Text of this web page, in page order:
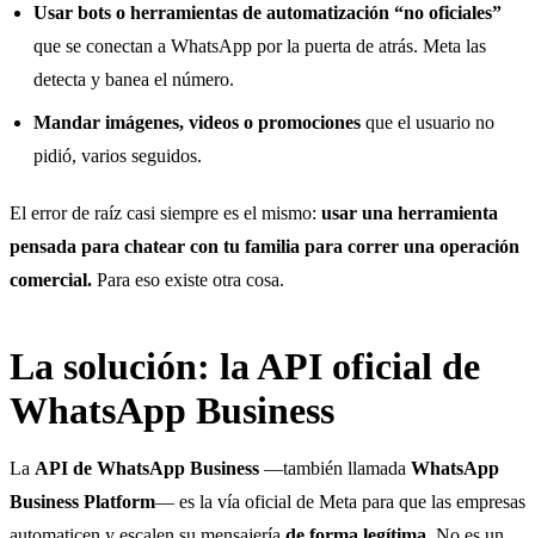
Usar bots o herramientas de automatización “no oficiales”
que se conectan a WhatsApp por la puerta de atrás. Meta las
detecta y banea el número.
Mandar imágenes, videos o promociones que el usuario no
pidió, varios seguidos.
El error de raíz casi siempre es el mismo: usar una herramienta
pensada para chatear con tu familia para correr una operación
comercial. Para eso existe otra cosa.
La solución: la API oficial de
WhatsApp Business
La API de WhatsApp Business —también llamada WhatsApp
Business Platform— es la vía oficial de Meta para que las empresas